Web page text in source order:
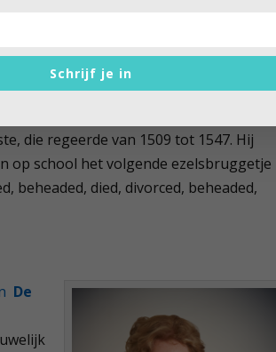
onderwerp aan; hoe kon het toch
Een topprestatie in stripvorm!
die regeerde van 1509 tot 1547. Hij
op school het volgende ezelsbruggetje
beheaded, died, divorced, beheaded,
De
Schrijf je in